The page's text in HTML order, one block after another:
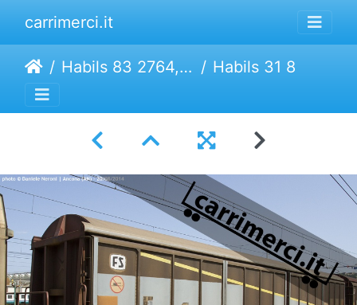
carrimerci.it
Habils 83 2764, 65 Habils 31 83 2765 921-1 | Trenitalia Cargo